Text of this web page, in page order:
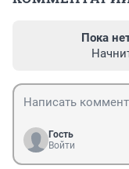
Пока
Гость
Войти